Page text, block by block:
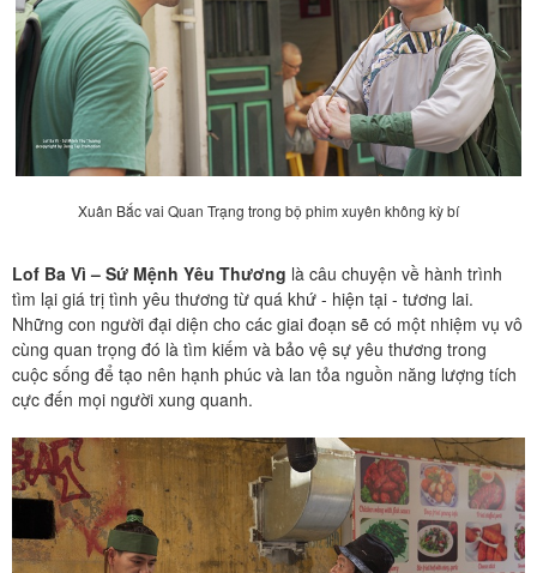
Xuân Bắc vai Quan Trạng trong bộ phim xuyên không kỳ bí
Lof Ba Vì – Sứ Mệnh Yêu Thương là câu chuyện về hành trình
tìm lại giá trị tình yêu thương từ quá khứ - hiện tại - tương lai.
Những con người đại diện cho các giai đoạn sẽ có một nhiệm vụ vô
cùng quan trọng đó là tìm kiếm và bảo vệ sự yêu thương trong
cuộc sống để tạo nên hạnh phúc và lan tỏa nguồn năng lượng tích
cực đến mọi người xung quanh.